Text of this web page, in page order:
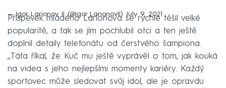
— Igor Larionov II (@Igor_LarionovII) July 9, 2021
Příspěvek mladého Larionova se rychle těšil velké
popularitě, a tak se jím pochlubil otci a ten ještě
doplnil detaily telefonátu od čerstvého šampiona.
„Táta říkal, že Kuč mu ještě vyprávěl o tom, jak kouká
na videa s jeho nejlepšími momenty kariéry. Každý
sportovec může sledovat svůj idol, ale je opravdu